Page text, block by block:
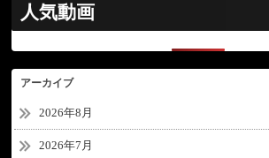
人気動画
アーカイブ
2026年8月
2026年7月